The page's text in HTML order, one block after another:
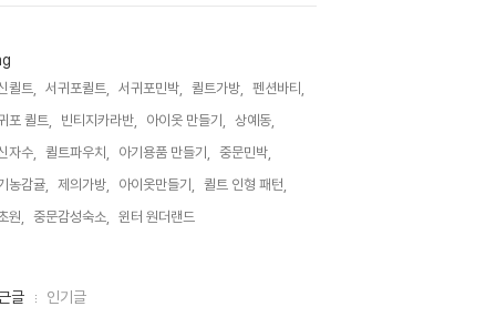
퀼트, 서귀포퀼트, 서귀포민박, 퀼트가방,
펜션바티,
포 퀼트,
빈티지카라반, 아이옷 만들기,
상예동,
자수,
퀼트파우치, 아기용품 만들기,
중문민박,
농감귤,
제의가방, 아이옷만들기,
퀼트 인형 패턴,
원,
중문감성숙소, 윈터 원더랜드,
글 인기글